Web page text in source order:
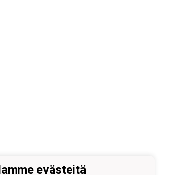
evästeitä